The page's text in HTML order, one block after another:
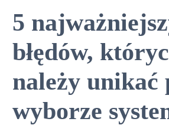
5
błędów,
należy unikać
wyborze